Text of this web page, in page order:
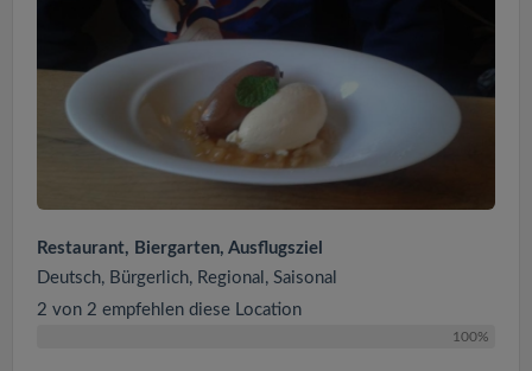
Restaurant, Biergarten, Ausflugsziel
Deutsch, Bürgerlich, Regional, Saisonal
2 von 2 empfehlen diese Location
100%